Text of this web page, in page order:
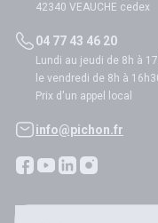
42340 VEAUCHE cedex
04 77 43 46 20
Lundi au jeudi de 8h à
le vendredi de 8h à
Prix d'un appel local
info@pichon.fr